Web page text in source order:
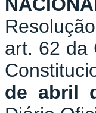
art. 62 da
de abril